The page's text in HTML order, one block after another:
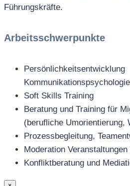
Führungskräfte.
Arbeitsschwerpunkte
Persönlichkeitsentwicklung
Kommunikationspsychologie
Soft Skills Training
Beratung und Training für
(berufliche Umorientierung,
Prozessbegleitung,
Moderation
Konfliktberatung und